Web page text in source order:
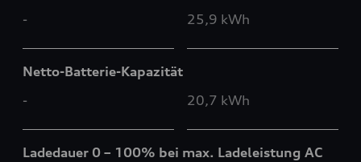
-
25,9 kWh
Netto-Batterie-Kapazität
-
20,7 kWh
Ladedauer 0 – 100% bei max. Ladeleistung AC